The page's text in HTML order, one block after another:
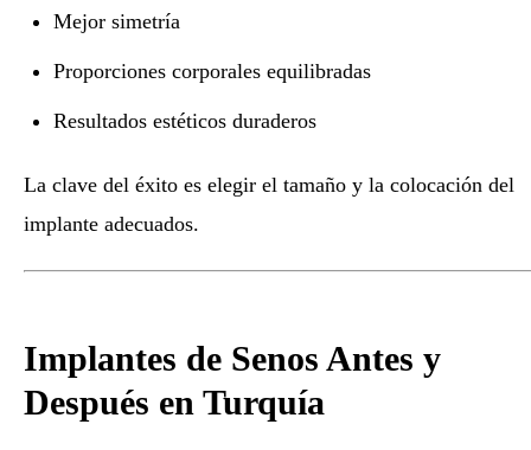
Mejor simetría
Proporciones corporales equilibradas
Resultados estéticos duraderos
La clave del éxito es elegir el tamaño y la colocación del
implante adecuados.
Implantes de Senos Antes y
Después en Turquía